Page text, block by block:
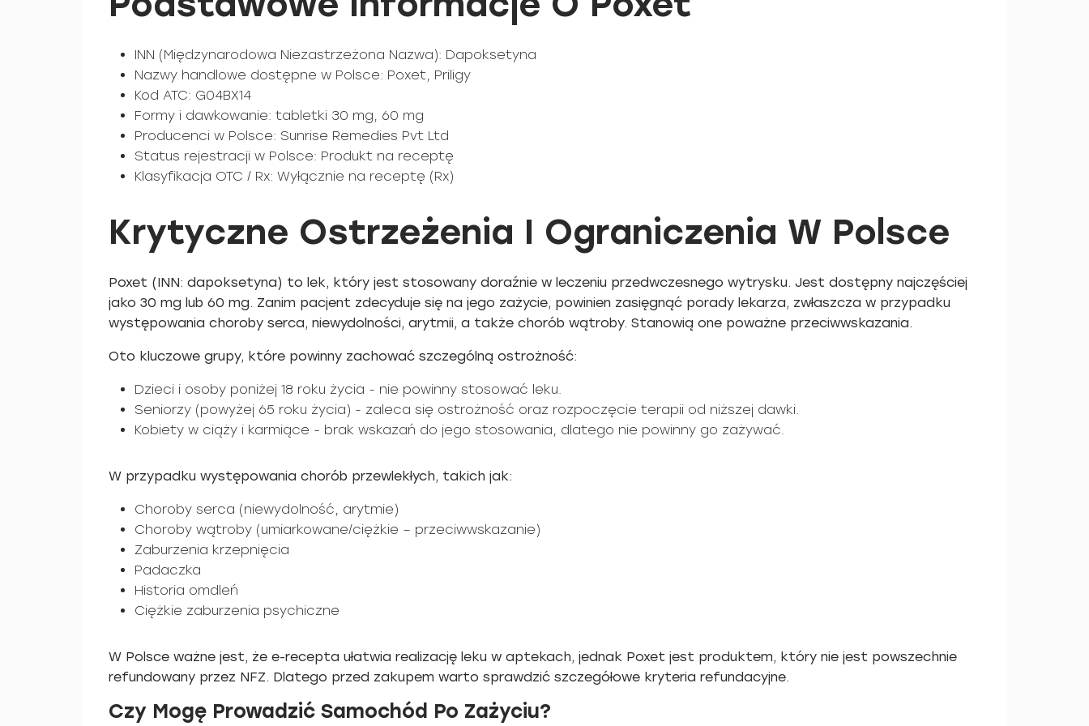
INN (Międzynarodowa Niezastrzeżona Nazwa): Dapoksetyna
Nazwy handlowe dostępne w Polsce: Poxet, Priligy
Kod ATC: G04BX14
Formy i dawkowanie: tabletki 30 mg, 60 mg
Producenci w Polsce: Sunrise Remedies Pvt Ltd
Status rejestracji w Polsce: Produkt na receptę
Klasyfikacja OTC / Rx: Wyłącznie na receptę (Rx)
Krytyczne Ostrzeżenia I Ograniczenia W Polsce
Poxet (INN: dapoksetyna) to lek, który jest stosowany doraźnie w leczeniu przedwczesnego wytrysku. Jest dostępny najczęściej
jako 30 mg lub 60 mg. Zanim pacjent zdecyduje się na jego zażycie, powinien zasięgnąć porady lekarza, zwłaszcza w przypadku
występowania choroby serca, niewydolności, arytmii, a także chorób wątroby. Stanowią one poważne przeciwwskazania.
Oto kluczowe grupy, które powinny zachować szczególną ostrożność:
Dzieci i osoby poniżej 18 roku życia - nie powinny stosować leku.
Seniorzy (powyżej 65 roku życia) - zaleca się ostrożność oraz rozpoczęcie terapii od niższej dawki.
Kobiety w ciąży i karmiące - brak wskazań do jego stosowania, dlatego nie powinny go zażywać.
W przypadku występowania chorób przewlekłych, takich jak:
Choroby serca (niewydolność, arytmie)
Choroby wątroby (umiarkowane/ciężkie – przeciwwskazanie)
Zaburzenia krzepnięcia
Padaczka
Historia omdleń
Ciężkie zaburzenia psychiczne
W Polsce ważne jest, że e-recepta ułatwia realizację leku w aptekach, jednak Poxet jest produktem, który nie jest powszechnie
refundowany przez NFZ. Dlatego przed zakupem warto sprawdzić szczegółowe kryteria refundacyjne.
Czy Mogę Prowadzić Samochód Po Zażyciu?